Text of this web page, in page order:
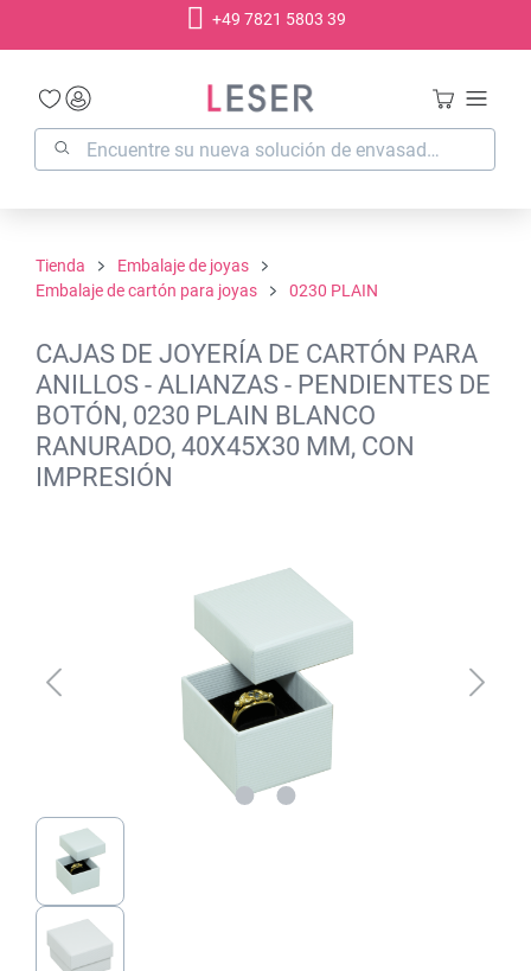
+49 7821 5803 39
Tienda
Embalaje de joyas
Embalaje de cartón para joyas
0230 PLAIN
CAJAS DE JOYERÍA DE CARTÓN PARA
ANILLOS - ALIANZAS - PENDIENTES DE
BOTÓN, 0230 PLAIN BLANCO
RANURADO, 40X45X30 MM, CON
IMPRESIÓN